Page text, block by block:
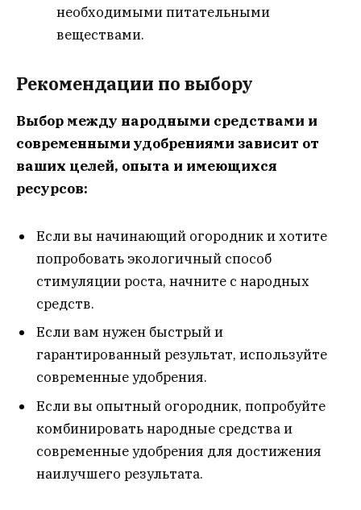
необходимыми питательными
веществами.
Рекомендации по выбору
Выбор между народными средствами и
современными удобрениями зависит от
ваших целей, опыта и имеющихся
ресурсов:
Если вы начинающий огородник и хотите
попробовать экологичный способ
стимуляции роста, начните с народных
средств.
Если вам нужен быстрый и
гарантированный результат, используйте
современные удобрения.
Если вы опытный огородник, попробуйте
комбинировать народные средства и
современные удобрения для достижения
наилучшего результата.